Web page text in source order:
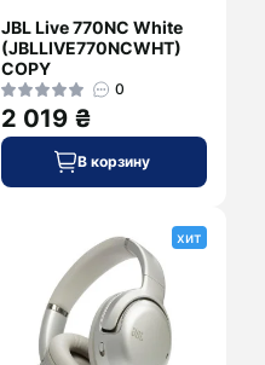
JBL Live 770NC White
(JBLLIVE770NCWHT)
COPY
0
2 019 ₴
В корзину
хит